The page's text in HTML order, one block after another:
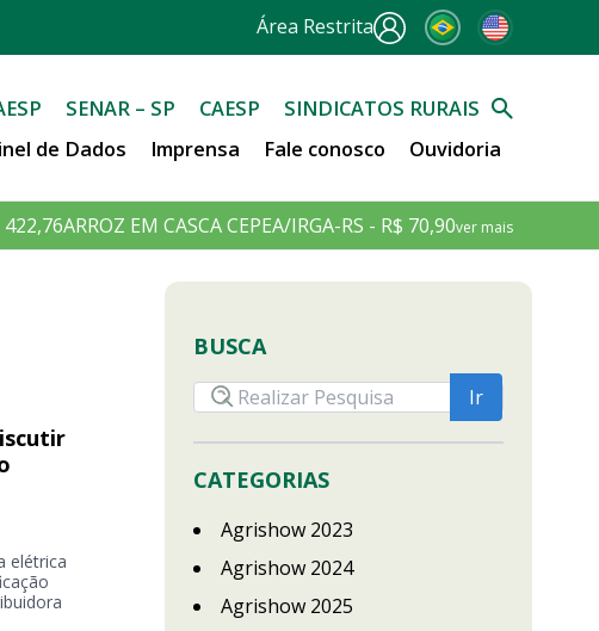
Área Restrita
SENAR – SP CAESP
SINDICATOS RURAIS
de Dados Imprensa Fale conosco Ouvidoria
ARROZ EM CASCA CEPEA/IRGA-RS - R$ 70,90ver mais
elétrica
BUSCA
CATEGORIAS
Agrishow 2023
Agrishow 2024
Agrishow 2025